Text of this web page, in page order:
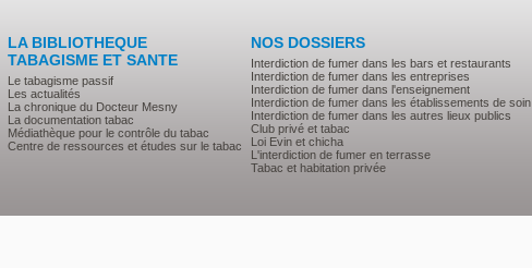
LA BIBLIOTHEQUE
TABAGISME ET SANTE
Le tabagisme passif
Les actualités
La chronique du Docteur Mesny
La documentation tabac
Médiathèque pour le contrôle du tabac
Centre de ressources et études sur le tabac
NOS DOSSIERS
Interdiction de fumer dans les bars et restaurants
Interdiction de fumer dans les entreprises
Interdiction de fumer dans l'enseignement
Interdiction de fumer dans les établissements de soin
Interdiction de fumer dans les autres lieux publics
Club privé et tabac
Loi Evin et chicha
L'interdiction de fumer en terrasse
Tabac et habitation privée